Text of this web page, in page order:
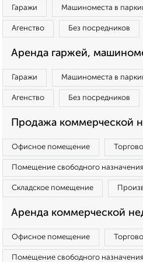
Гаражи Машиноместа в
Агенство Без посредников
Аренда гаржей,
Гаражи Машиноместа в
Агенство Без посредников
Продажа коммерческой
Офисное помещение
Помещение свободного назначения
Складское помещение
Аренда коммерческой
Офисное помещение
Помещение свободного назначения